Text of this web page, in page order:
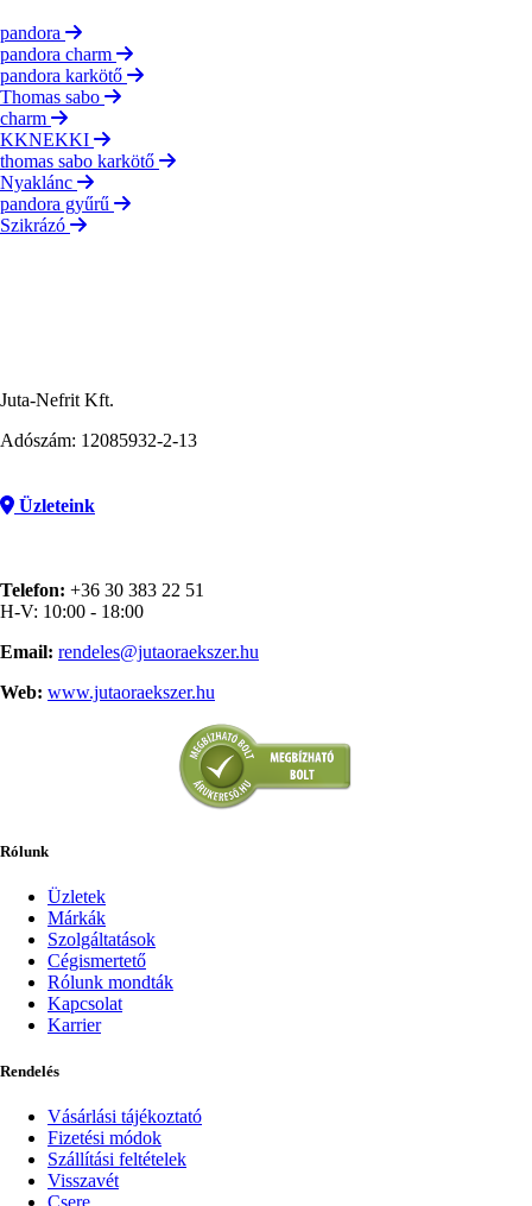
pandora
pandora charm
pandora karkötő
Thomas sabo
charm
KKNEKKI
thomas sabo karkötő
Nyaklánc
pandora gyűrű
Szikrázó
Juta-Nefrit Kft.
Adószám: 12085932-2-13
Üzleteink
Telefon: +36 30 383 22 51
H-V: 10:00 - 18:00
Email: rendeles@jutaoraekszer.hu
Web: www.jutaoraekszer.hu
Rólunk
Üzletek
Márkák
Szolgáltatások
Cégismertető
Rólunk mondták
Kapcsolat
Karrier
Rendelés
Vásárlási tájékoztató
Fizetési módok
Szállítási feltételek
Visszavét